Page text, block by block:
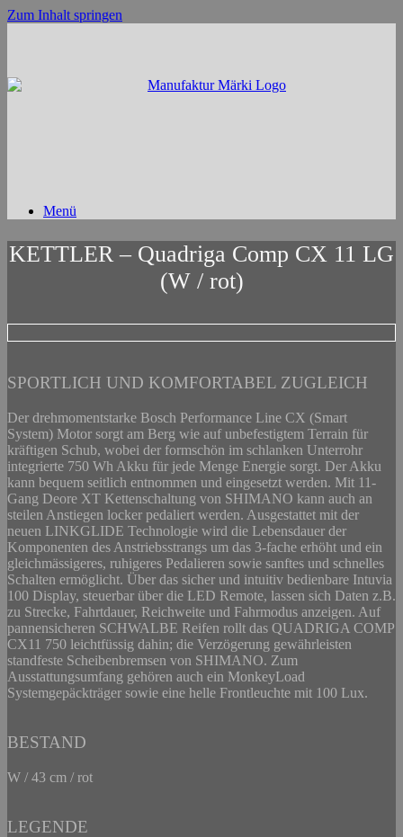
Zum Inhalt springen
Menü
KETTLER – Quadriga Comp CX 11 LG
(W / rot)
SPORTLICH UND KOMFORTABEL ZUGLEICH
Der drehmomentstarke Bosch Performance Line CX (Smart
System) Motor sorgt am Berg wie auf unbefestigtem Terrain für
kräftigen Schub, wobei der formschön im schlanken Unterrohr
integrierte 750 Wh Akku für jede Menge Energie sorgt. Der Akku
kann bequem seitlich entnommen und eingesetzt werden. Mit 11-
Gang Deore XT Kettenschaltung von SHIMANO kann auch an
steilen Anstiegen locker pedaliert werden. Ausgestattet mit der
neuen LINKGLIDE Technologie wird die Lebensdauer der
Komponenten des Anstriebsstrangs um das 3-fache erhöht und ein
gleichmässigeres, ruhigeres Pedalieren sowie sanftes und schnelles
Schalten ermöglicht. Über das sicher und intuitiv bedienbare Intuvia
100 Display, steuerbar über die LED Remote, lassen sich Daten z.B.
zu Strecke, Fahrtdauer, Reichweite und Fahrmodus anzeigen. Auf
pannensicheren SCHWALBE Reifen rollt das QUADRIGA COMP
CX11 750 leichtfüssig dahin; die Verzögerung gewährleisten
standfeste Scheibenbremsen von SHIMANO. Zum
Ausstattungsumfang gehören auch ein MonkeyLoad
Systemgepäckträger sowie eine helle Frontleuchte mit 100 Lux.
BESTAND
W / 43 cm / rot
LEGENDE